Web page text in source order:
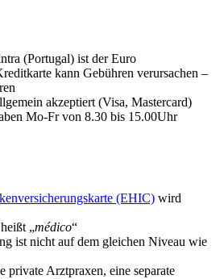
(Portugal) ist der Euro
kann Gebühren verursachen –
akzeptiert (Visa, Mastercard)
Mo-Fr von 8.30 bis 15.00Uhr
(EHIC) wird
„médico“
ist nicht auf dem gleichen Niveau wie
Arztpraxen, eine separate